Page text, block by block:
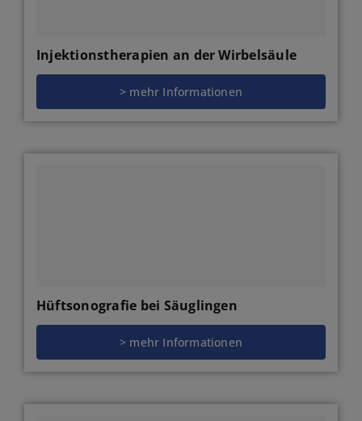
Injektionstherapien an der Wirbelsäule
> mehr Informationen
Hüftsonografie bei Säuglingen
> mehr Informationen